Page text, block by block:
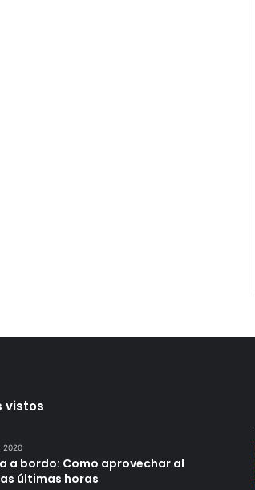
vistos
2020
a bordo: Como aprovechar al
últimas horas